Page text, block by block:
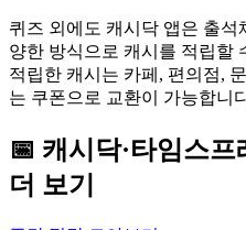
퀴즈 외에도 캐시닥 앱은 출
양한 방식으로 캐시를 적립할
적립한 캐시는 카페, 편의점,
는 쿠폰으로 교환이 가능합니
📅 캐시닥·타임스프
더 보기